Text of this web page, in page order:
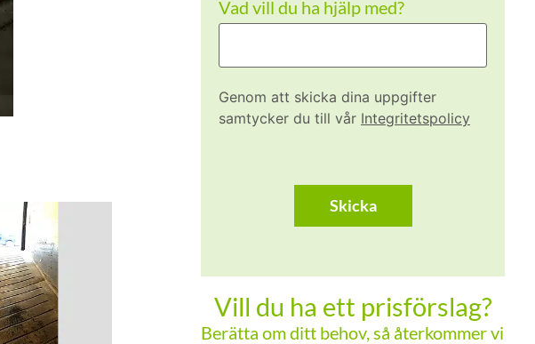
Vad vill du ha hjälp med?
Genom att skicka dina uppgifter
samtycker du till vår Integritetspolicy
Vill du ha ett prisförslag?
Berätta om ditt behov, så återkommer vi